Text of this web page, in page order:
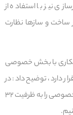
نیز با استفاده از
بر ساخت و سازها نظارت
۱۳ همت پروژه در همکاری با بخش خصوصی
دارد، توضیح داد: در
سال جاری برنامه داریم تا ۱۱۱ پروژه مشارکتی با بخش خصوصی را به ظرفیت ۳۲